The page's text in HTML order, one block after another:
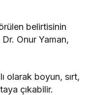
belirtisinin
Onur Yaman,
olarak boyun, sırt,
çıkabilir.